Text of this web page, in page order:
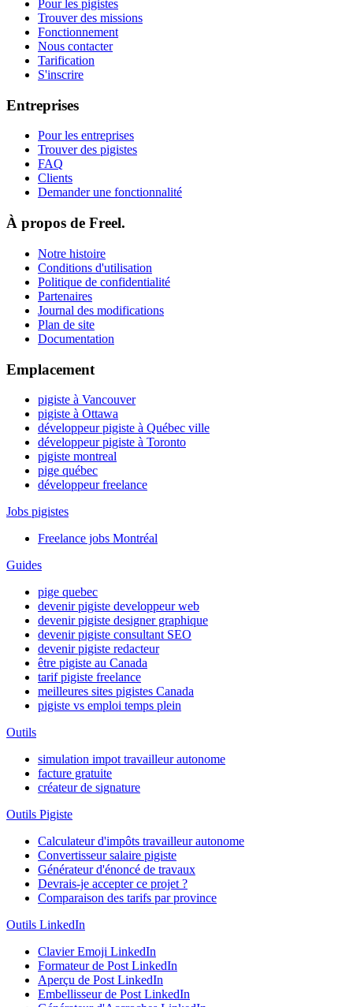
Pour les pigistes
Trouver des missions
Fonctionnement
Nous contacter
Tarification
S'inscrire
Entreprises
Pour les entreprises
Trouver des pigistes
FAQ
Clients
Demander une fonctionnalité
À propos de Freel.
Notre histoire
Conditions d'utilisation
Politique de confidentialité
Partenaires
Journal des modifications
Plan de site
Documentation
Emplacement
pigiste à Vancouver
pigiste à Ottawa
développeur pigiste à Québec ville
développeur pigiste à Toronto
pigiste montreal
pige québec
développeur freelance
Jobs pigistes
Freelance jobs Montréal
Guides
pige quebec
devenir pigiste developpeur web
devenir pigiste designer graphique
devenir pigiste consultant SEO
devenir pigiste redacteur
être pigiste au Canada
tarif pigiste freelance
meilleures sites pigistes Canada
pigiste vs emploi temps plein
Outils
simulation impot travailleur autonome
facture gratuite
créateur de signature
Outils Pigiste
Calculateur d'impôts travailleur autonome
Convertisseur salaire pigiste
Générateur d'énoncé de travaux
Devrais-je accepter ce projet ?
Comparaison des tarifs par province
Outils LinkedIn
Clavier Emoji LinkedIn
Formateur de Post LinkedIn
Aperçu de Post LinkedIn
Embellisseur de Post LinkedIn